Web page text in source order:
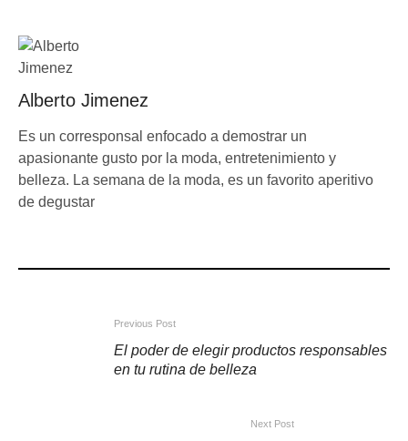
Alberto Jimenez
Es un corresponsal enfocado a demostrar un
apasionante gusto por la moda, entretenimiento y
belleza. La semana de la moda, es un favorito aperitivo
de degustar
Previous Post
El poder de elegir productos responsables
en tu rutina de belleza
Next Post